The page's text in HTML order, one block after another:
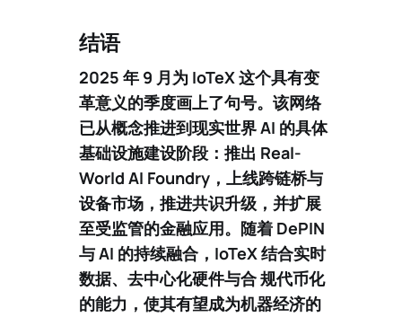
结语
2025 年 9 月为 IoTeX 这个具有变
革意义的季度画上了句号。该网络
已从概念推进到现实世界 AI 的具体
基础设施建设阶段：推出 Real-
World AI Foundry，上线跨链桥与
设备市场，推进共识升级，并扩展
至受监管的金融应用。随着 DePIN
与 AI 的持续融合，IoTeX 结合实时
数据、去中心化硬件与合 规代币化
的能力，使其有望成为机器经济的